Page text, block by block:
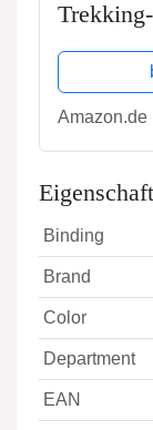
Amazon.de
Binding
Brand
Color
Department
EAN